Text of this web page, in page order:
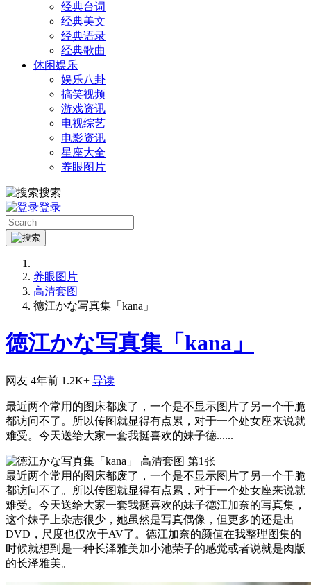
经典台词
经典美文
经典语录
经典歌曲
休闲娱乐
娱乐八卦
搞笑视频
游戏资讯
电视综艺
电影资讯
星座大全
养眼图片
搜索
登录
养眼图片
高清套图
徳江かな写真集「kana」
徳江かな写真集「kana」
网友 4年前 1.2K+ 导读
最近两个常用的图床都废了，一个是不显示图片了另一个干脆
都访问不了。所以传图就显得有点累，对于一个处女座来说就
难受。今天送给大家一套我挺喜欢的妹子德......
最近两个常用的图床都废了，一个是不显示图片了另一个干脆
都访问不了。所以传图就显得有点累，对于一个处女座来说就
难受。今天送给大家一套我挺喜欢的妹子德江加奈的写真集，
这个妹子上杂志很少，她虽然是写真偶像，但更多的还是出
DVD，尺度也仅次于AV了。德江加奈的颜值在我整理图集的
时候就想到是一种长泽雅美加小池荣子的感觉或者说就是肉版
的长泽雅美。